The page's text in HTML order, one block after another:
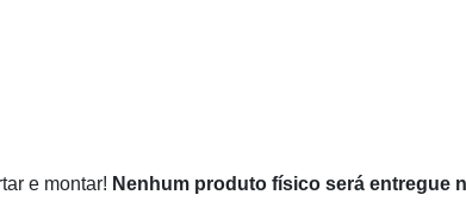
e montar! Nenhum produto físico será entregue